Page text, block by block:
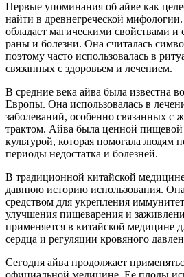
Первые упоминания об айве как
найти в древнегреческой
обладает магическими свойствами и
раны и болезни. Она считалась
поэтому часто использовалась в
связанных с здоровьем и лечением.
В средние века айва была известна
Европы. Она использовалась в
заболеваний, особенно связанных с
трактом. Айва была ценной пищевой
культурой, которая помогала людям
периоды недостатка и болезней.
В традиционной китайской
давнюю историю использования.
средством для укрепления
улучшения пищеварения и
применяется в китайской медицине
сердца и регуляции кровяного
Сегодня айва продолжает